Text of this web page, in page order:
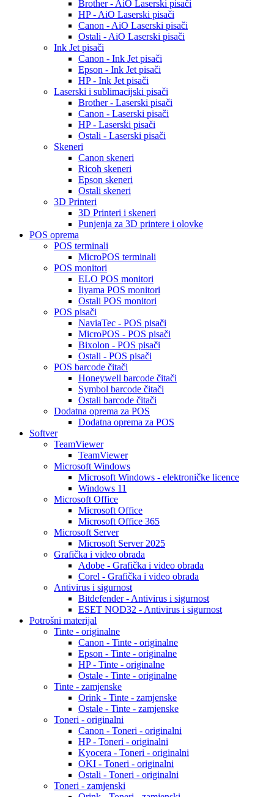
Brother - AiO Laserski pisači
HP - AiO Laserski pisači
Canon - AiO Laserski pisači
Ostali - AiO Laserski pisači
Ink Jet pisači
Canon - Ink Jet pisači
Epson - Ink Jet pisači
HP - Ink Jet pisači
Laserski i sublimacijski pisači
Brother - Laserski pisači
Canon - Laserski pisači
HP - Laserski pisači
Ostali - Laserski pisači
Skeneri
Canon skeneri
Ricoh skeneri
Epson skeneri
Ostali skeneri
3D Printeri
3D Printeri i skeneri
Punjenja za 3D printere i olovke
POS oprema
POS terminali
MicroPOS terminali
POS monitori
ELO POS monitori
Iiyama POS monitori
Ostali POS monitori
POS pisači
NaviaTec - POS pisači
MicroPOS - POS pisači
Bixolon - POS pisači
Ostali - POS pisači
POS barcode čitači
Honeywell barcode čitači
Symbol barcode čitači
Ostali barcode čitači
Dodatna oprema za POS
Dodatna oprema za POS
Softver
TeamViewer
TeamViewer
Microsoft Windows
Microsoft Windows - elektroničke licence
Windows 11
Microsoft Office
Microsoft Office
Microsoft Office 365
Microsoft Server
Microsoft Server 2025
Grafička i video obrada
Adobe - Grafička i video obrada
Corel - Grafička i video obrada
Antivirus i sigurnost
Bitdefender - Antivirus i sigurnost
ESET NOD32 - Antivirus i sigurnost
Potrošni materijal
Tinte - originalne
Canon - Tinte - originalne
Epson - Tinte - originalne
HP - Tinte - originalne
Ostale - Tinte - originalne
Tinte - zamjenske
Orink - Tinte - zamjenske
Ostale - Tinte - zamjenske
Toneri - originalni
Canon - Toneri - originalni
HP - Toneri - originalni
Kyocera - Toneri - originalni
OKI - Toneri - originalni
Ostali - Toneri - originalni
Toneri - zamjenski